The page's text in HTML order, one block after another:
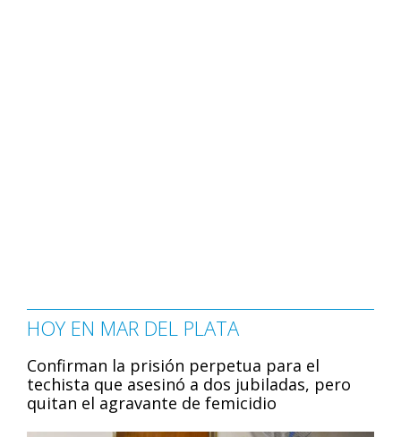
HOY EN MAR DEL PLATA
Confirman la prisión perpetua para el
techista que asesinó a dos jubiladas, pero
quitan el agravante de femicidio